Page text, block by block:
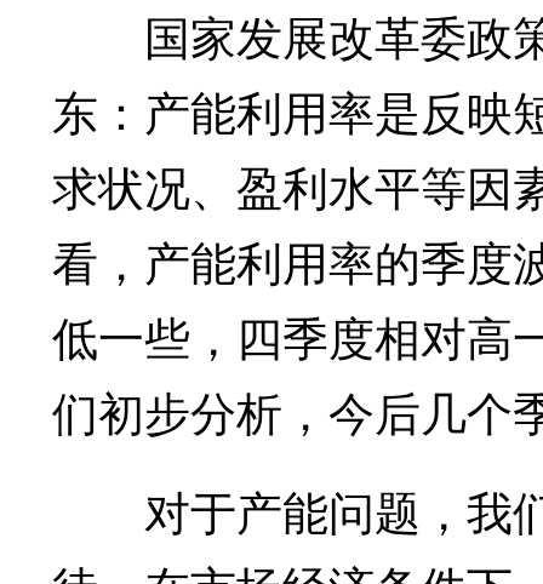
国家发展改革委政
东： 产能利用率是反映
求状况、盈利水平等因
看，产能利用率的季度
低一些，四季度相对高
们初步分析，今后几个
对于产能问题，我